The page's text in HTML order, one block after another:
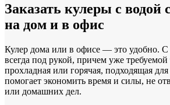
Заказать кулеры с водой
на дом и в офис
Кулер дома или в офисе — это удобно. С
всегда под рукой, причем уже
прохладная или горячая, подходящая
помогает экономить время и силы, не
или домашних дел.